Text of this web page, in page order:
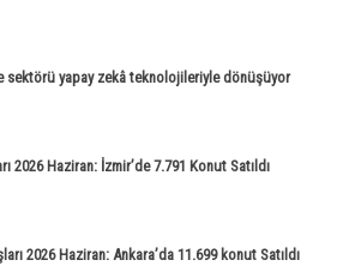
sektörü yapay zekâ teknolojileriyle dönüşüyor
2026 Haziran: İzmir’de 7.791 Konut Satıldı
2026 Haziran: Ankara’da 11.699 konut Satıldı